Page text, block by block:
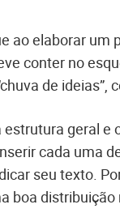
ao elaborar
conter no
de
geral e
cada uma
seu texto.
boa